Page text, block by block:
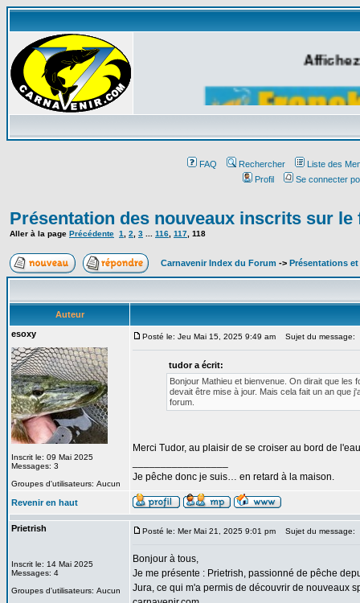
FAQ Rechercher
Liste des
Profil
Se connecter
Présentation des nouveaux inscrits sur le
Aller à la page Précédente 1 2 3 116 117 118
Carnavenir Index du Forum -> Présentations
Auteur
esoxy
Inscrit le: 09 Mai 2025
Messages: 3
Groupes d'utilisateurs: Aucun
Posté le: Jeu Mai 15, 2025 9:49 am Sujet du message:
tudor a écrit:
Bonjour Mathieu et bienvenue. On dirait que
devait être mise à jour. Mais cela fait un an que
forum.
Merci Tudor, au plaisir de se croiser au bord de
Je pêche donc je suis… en retard à la maison.
Revenir en haut
Prietrish
Inscrit le: 14 Mai 2025
Messages: 4
Groupes d'utilisateurs: Aucun
Posté le: Mer Mai 21, 2025 9:01 pm Sujet du message:
Bonjour à tous,
Je me présente : Prietrish, passionné de pêche
Jura, ce qui m'a permis de découvrir de nouveaux